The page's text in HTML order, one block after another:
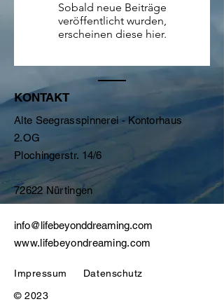
Sobald neue Beiträge
veröffentlicht wurden,
erscheinen diese hier.
KONTAKT
Alte Seegrasspinnerei - Kontorhaus
2.OG
Plochingerstr. 14/6
72622 Nürtingen
info@lifebeyonddreaming.com
www.lifebeyondreaming.com
Impressum
Datenschutz
© 2023